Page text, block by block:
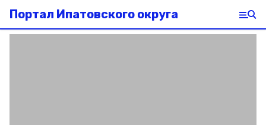
Портал Ипатовского округа